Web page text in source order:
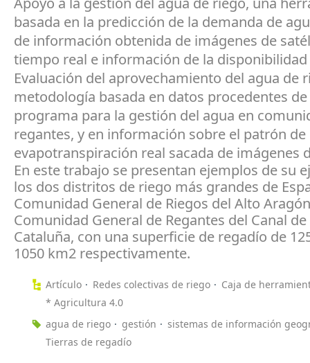
basada en la predicción de la demanda de
de información obtenida de imágenes de
tiempo real e información de la disponibilidad
Evaluación del aprovechamiento del agua de
metodología basada en datos procedentes de
programa para la gestión del agua en
regantes, y en información sobre el patrón de
evapotranspiración real sacada de imágenes
En este trabajo se presentan ejemplos de su
los dos distritos de riego más grandes de
Comunidad General de Riegos del Alto
Comunidad General de Regantes del Canal
Cataluña, con una superficie de regadío de
1050 km2 respectivamente.
Artículo Redes colectivas de riego
Caja de
* Agricultura 4.0
agua de riego
gestión
sistemas de información
Tierras de regadío